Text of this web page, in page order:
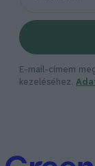
E-mail-címem
kezeléséhez.